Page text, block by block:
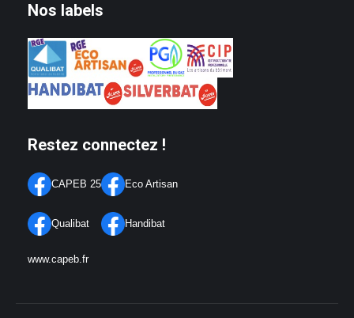
Nos labels
Restez connectez !
CAPEB 25
Qualibat
Eco Artisan
Handibat
www.capeb.fr